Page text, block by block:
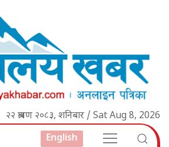
२२ श्रावण २०८३, शनिबार / Sat Aug 8, 2026
English